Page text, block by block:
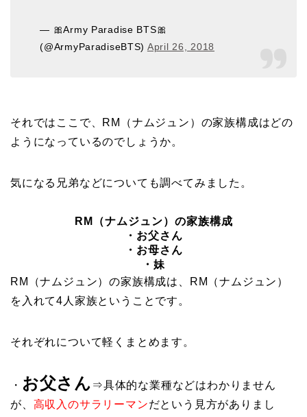
— 🎀Army Paradise BTS🎀
(@ArmyParadiseBTS) April 26, 2018
それではここで、RM（ナムジュン）の家族構成はどの
ようになっているのでしょうか。
気になる兄弟などについても調べてみました。
RM（ナムジュン）の家族構成
・お父さん
・お母さん
・妹
RM（ナムジュン）の家族構成は、RM（ナムジュン）
を入れて4人家族ということです。
それぞれについて軽くまとめます。
・ お父さん ⇒具体的な業種などはわかりません
が、 高収入のサラリーマンだという見方がありまし